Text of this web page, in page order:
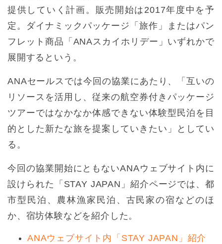
提供していく計画。販売開始は2017年度中を予
定。ダイナミックパッケージ「旅作」またはパン
フレット商品「ANAスカイホリデー」いずれかで
展開するという。
ANAセールスでは今回の協業にあたり、「互いの
リソースを活用し、従来の航空券付きパッケージ
ツアーではなかなか体感できない体験型民泊を目
的とした新たな旅を提案していきたい」としてい
る。
今回の協業開始にともないANAウェブサイト内に
設けられた「STAY JAPAN」紹介ページでは、都
市型民泊、農林漁家民泊、古民家の宿などのほ
か、宿坊体験などを紹介した。
ANAウェブサイト内「STAY JAPAN」紹介